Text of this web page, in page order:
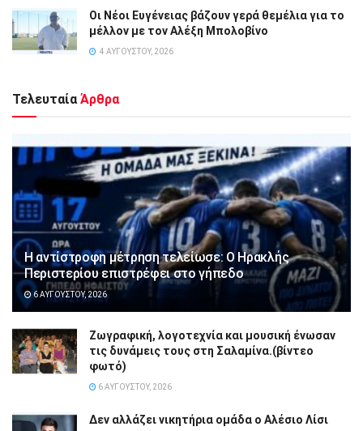
Οι Νέοι Ευγένειας βάζουν γερά θεμέλια για το
μέλλον με τον Αλέξη Μπολοβίνο
4 ΑΥΓΟΎΣΤΟΥ, 2026
Τελευταία Άρθρα
Η αντίστροφη μέτρηση τελείωσε: Ο Ηρακλής
Περιστερίου επιστρέφει στο γήπεδο
6 ΑΥΓΟΎΣΤΟΥ, 2026
Ζωγραφική, λογοτεχνία και μουσική ένωσαν
τις δυνάμεις τους στη Σαλαμίνα.(βίντεο
φωτό)
6 ΑΥΓΟΎΣΤΟΥ, 2026
Δεν αλλάζει νικητήρια ομάδα ο Αλέσιο Λίσι